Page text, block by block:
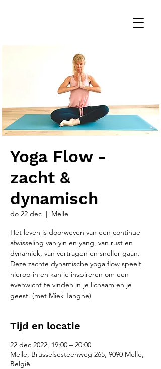
Yoga Flow -
zacht &
dynamisch
do 22 dec
  |
Melle
Het leven is doorweven van een continue
afwisseling van yin en yang, van rust en
dynamiek, van vertragen en sneller gaan.
Deze zachte dynamische yoga flow speelt
hierop in en kan je inspireren om een
evenwicht te vinden in je lichaam en je
geest. (met Miek Tanghe)
Tijd en locatie
22 dec 2022, 19:00 – 20:00
Melle, Brusselsesteenweg 265, 9090 Melle,
België